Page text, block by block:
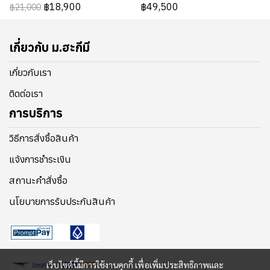
฿21,000 ฿18,900 ฿49,500
เว็บไซต์นี้มีการใช้งานคุกกี้ เพื่อเพิ่มประสิทธิภาพและ
เกี่ยวกับ ม.ฮะกีมี
เกี่ยวกับเรา
ติดต่อเรา
การบริการ
วิธีการสั่งซื้อสินค้า
แจ้งการชำระเงิน
สถานะคำสั่งซื้อ
นโยบายการรับประกันสินค้า
Shipping